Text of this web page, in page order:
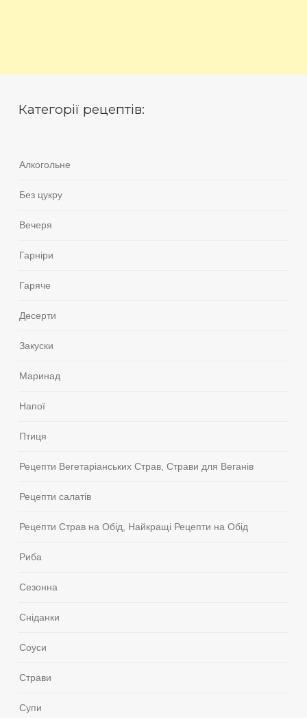
Категорії рецептів:
Алкогольне
Без цукру
Вечеря
Гарніри
Гаряче
Десерти
Закуски
Маринад
Напої
Птиця
Рецепти Вегетаріанських Страв, Страви для Веганів
Рецепти салатів
Рецепти Страв на Обід, Найкращі Рецепти на Обід
Риба
Сезонна
Сніданки
Соуси
Страви
Супи